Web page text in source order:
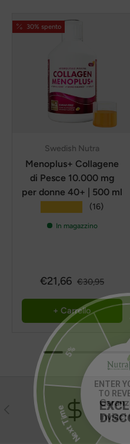
30% spento
Swedish Nutra
Menoplus+ Collagene
di Pesce 10.000 mg
per donne 40+ | 500 ml
(16)
In magazzino
€21,66 €30,95
+ Carrello
Precedente
Inviaci
10%
ENTER
TO